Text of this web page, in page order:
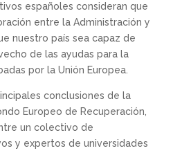
españoles consideran que
entre la Administración y
nuestro país sea capaz de
de las ayudas para la
por la Unión Europea.
conclusiones de la
Europeo de Recuperación,
un colectivo de
y expertos de universidades